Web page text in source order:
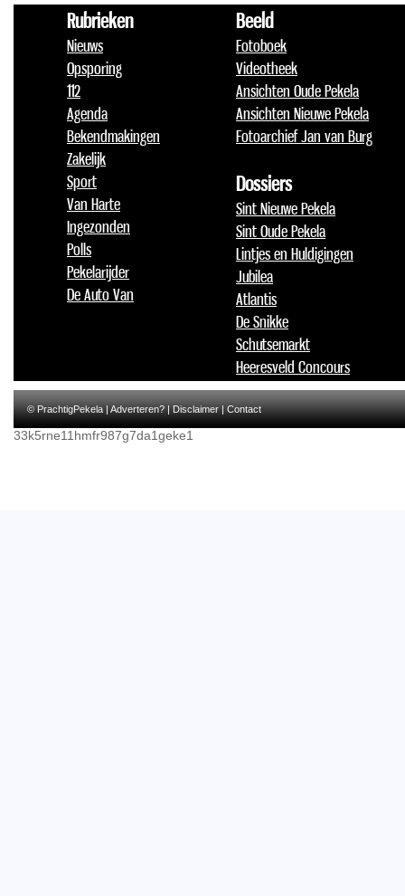
Rubrieken
Nieuws
Opsporing
112
Agenda
Bekendmakingen
Zakelijk
Sport
Van Harte
Ingezonden
Polls
Pekelarijder
De Auto Van
Beeld
Fotoboek
Videotheek
Ansichten Oude Pekela
Ansichten Nieuwe Pekela
Fotoarchief Jan van Burg
Dossiers
Sint Nieuwe Pekela
Sint Oude Pekela
Lintjes en Huldigingen
Jubilea
Atlantis
De Snikke
Schutsemarkt
Heeresveld Concours
© PrachtigPekela |Adverteren?|Disclaimer|Contact
33k5rne11hmfr987g7da1geke1